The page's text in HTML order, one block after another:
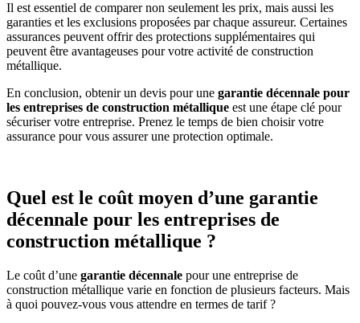
Il est essentiel de comparer non seulement les prix, mais aussi les
garanties et les exclusions proposées par chaque assureur. Certaines
assurances peuvent offrir des protections supplémentaires qui
peuvent être avantageuses pour votre activité de construction
métallique.
En conclusion, obtenir un devis pour une garantie décennale pour
les entreprises de construction métallique est une étape clé pour
sécuriser votre entreprise. Prenez le temps de bien choisir votre
assurance pour vous assurer une protection optimale.
Quel est le coût moyen d’une garantie
décennale pour les entreprises de
construction métallique ?
Le coût d’une garantie décennale pour une entreprise de
construction métallique varie en fonction de plusieurs facteurs. Mais
à quoi pouvez-vous vous attendre en termes de tarif ?